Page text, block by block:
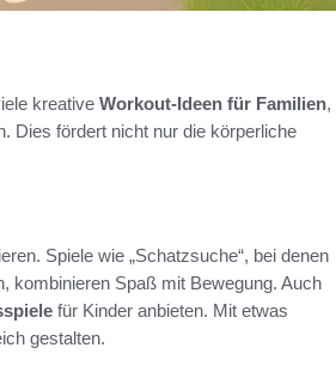
kreative Workout-Ideen für Familien,
Dies fördert nicht nur die körperliche
Spiele wie „Schatzsuche“, bei denen
kombinieren Spaß mit Bewegung. Auch
für Kinder anbieten. Mit etwas
gestalten.